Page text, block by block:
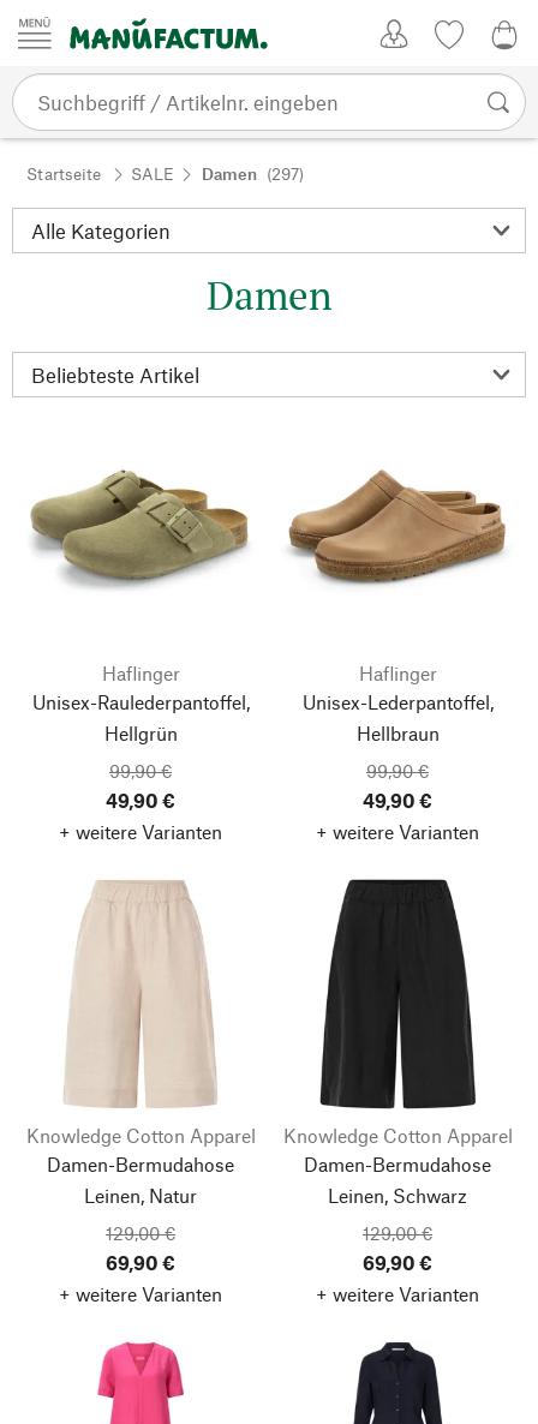
Zum Inhalt springen
Startseite SALE Damen (297)
Damen
Haflinger
Unisex-Raulederpantoffel,
Hellgrün
99,90 €
49,90 €
+ weitere Varianten
Haflinger
Unisex-Lederpantoffel,
Hellbraun
99,90 €
49,90 €
+ weitere Varianten
Knowledge Cotton Apparel
Damen-Bermudahose
Leinen, Natur
129,00 €
69,90 €
+ weitere Varianten
Knowledge Cotton Apparel
Damen-Bermudahose
Leinen, Schwarz
129,00 €
69,90 €
+ weitere Varianten